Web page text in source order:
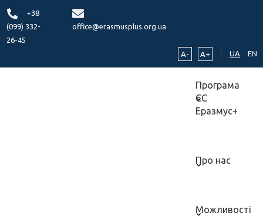
+38
(099) 332-
26-45
office@erasmusplus.org.ua
A- A+ UA EN
Програма
ЄС
Еразмус+
Про нас
Можливості